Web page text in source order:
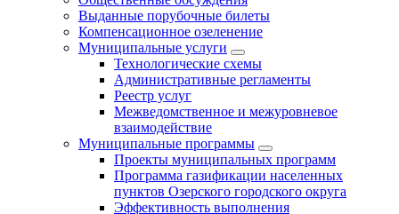
Выданные порубочные билеты
Компенсационное озеленение
Муниципальные услуги
Технологические схемы
Административные регламенты
Реестр услуг
Межведомственное и межуровневое
взаимодействие
Муниципальные программы
Проекты муниципальных программ
Программа газификации населенных
пунктов Озерского городского округа
Эффективность выполнения